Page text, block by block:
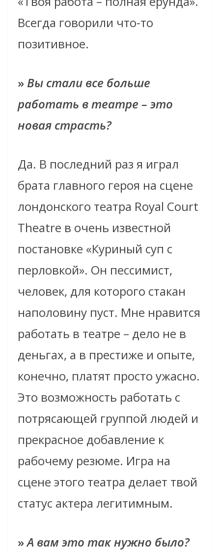
Всегда говорили что-то
позитивное.
» Вы стали все больше
работать в театре – это
новая страсть?
Да. В последний раз я играл
брата главного героя на сцене
лондонского театра Royal Court
Theatre в очень известной
постановке «Куриный суп с
перловкой». Он пессимист,
человек, для которого стакан
наполовину пуст. Мне нравится
работать в театре – дело не в
деньгах, а в престиже и опыте,
конечно, платят просто ужасно.
Это возможность работать с
потрясающей группой людей и
прекрасное добавление к
рабочему резюме. Игра на
сцене этого театра делает твой
статус актера легитимным.
»А вам это так нужно было?